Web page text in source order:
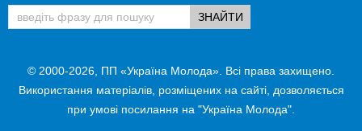
© 2000-2026, ПП «Україна Молода». Всі права захищено.
Використання матеріалів, розміщених на сайті, дозволяється
при умові посилання на "Україна Молода".